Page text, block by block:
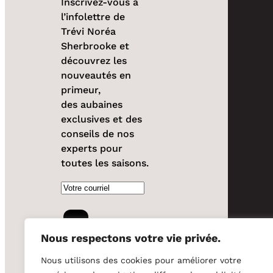
Nous respectons votre vie privée.
Nous utilisons des cookies pour améliorer votre
l’infolettre de
Trévi Noréa
Sherbrooke et
découvrez les
nouveautés en
primeur,
des aubaines
exclusives et des
conseils de nos
experts pour
toutes les saisons.
Courriel